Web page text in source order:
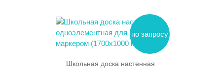
по запросу
Школьная доска настенная